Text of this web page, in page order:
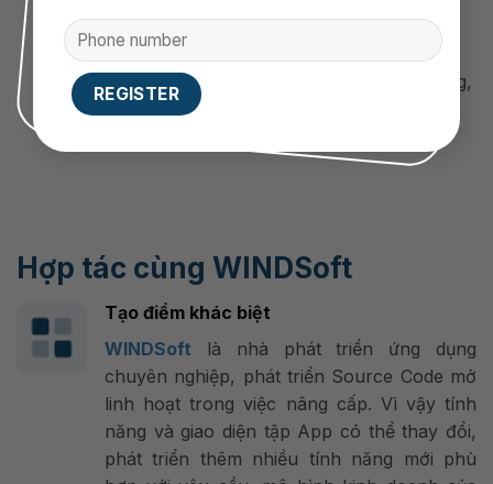
Nâng cao hiệu suất làm việc, tiết kiệm
thời gian, công sức.
Tìm kiếm thông tin, dữ liệu nhanh chóng,
tức thời, ngay bất cứ nơi đâu mà không
Hợp tác cùng WINDSoft
Tạo điểm khác biệt
WINDSoft là nhà phát triển ứng dụng
chuyên nghiệp, phát triển Source Code mở
linh hoạt trong việc nâng cấp. Vì vậy tính
năng và giao diện tập App có thể thay đổi,
phát triển thêm nhiều tính năng mới phù